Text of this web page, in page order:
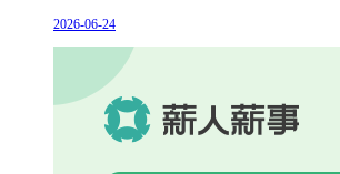
2026-06-24